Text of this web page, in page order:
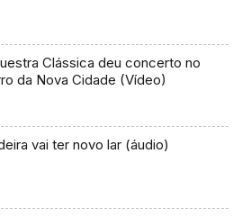
Clássica deu concerto no
da Nova Cidade (Vídeo)
vai ter novo lar (áudio)